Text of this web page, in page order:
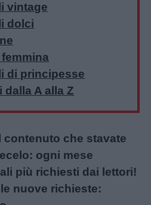
vintage
dolci
di principesse
dalla A alla Z
contenuto che stavate
ogni mese
più richiesti dai lettori!
nuove richieste: